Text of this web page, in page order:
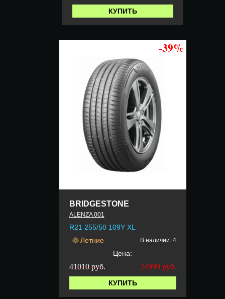
КУПИТЬ
-39%
BRIDGESTONE
ALENZA 001
R21 255/50 109Y XL
Летние
В наличии: 4
Цена:
41010 руб. 24999 руб.
КУПИТЬ